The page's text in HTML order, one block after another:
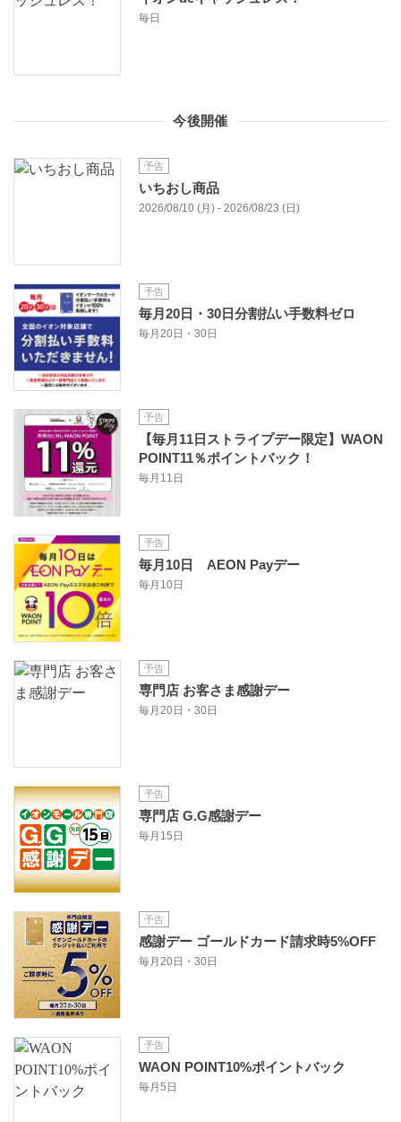
毎日
今後開催
予告
いちおし商品
2026/08/10 (月) - 2026/08/23 (日)
予告
毎月20日・30日分割払い手数料ゼロ
毎月20日・30日
予告
【毎月11日ストライプデー限定】WAON
POINT11％ポイントバック！
毎月11日
予告
毎月10日 AEON Payデー
毎月10日
予告
専門店 お客さま感謝デー
毎月20日・30日
予告
専門店 G.G感謝デー
毎月15日
予告
感謝デー ゴールドカード請求時5%OFF
毎月20日・30日
予告
WAON POINT10%ポイントバック
毎月5日